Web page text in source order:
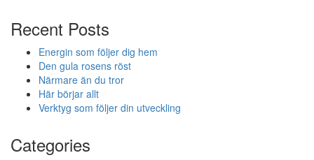
Recent Posts
Energin som följer dig hem
Den gula rosens röst
Närmare än du tror
Här börjar allt
Verktyg som följer din utveckling
Categories